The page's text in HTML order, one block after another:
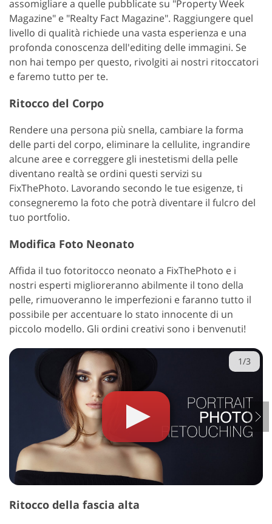
assomigliare a quelle pubblicate su "Property Week
Magazine" e "Realty Fact Magazine". Raggiungere quel
livello di qualità richiede una vasta esperienza e una
profonda conoscenza dell'editing delle immagini. Se
non hai tempo per questo, rivolgiti ai nostri ritoccatori
e faremo tutto per te.
Ritocco del Corpo
Rendere una persona più snella, cambiare la forma
delle parti del corpo, eliminare la cellulite, ingrandire
alcune aree e correggere gli inestetismi della pelle
diventano realtà se ordini questi servizi su
FixThePhoto. Lavorando secondo le tue esigenze, ti
consegneremo la foto che potrà diventare il fulcro del
tuo portfolio.
Modifica Foto Neonato
Affida il tuo fotoritocco neonato a FixThePhoto e i
nostri esperti miglioreranno abilmente il tono della
pelle, rimuoveranno le imperfezioni e faranno tutto il
possibile per accentuare lo stato innocente di un
piccolo modello. Gli ordini creativi sono i benvenuti!
1/3
Ritocco della fascia alta